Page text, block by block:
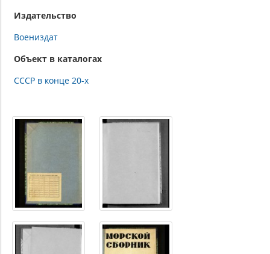
Издательство
Воениздат
Объект в каталогах
СССР в конце 20-х